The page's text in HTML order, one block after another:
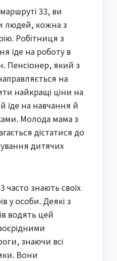
33, ви
людей, кожна з
Робітниця з
їде на роботу в
Пенсіонер, який з
на
найкращі ціни на
їде на навчання й
Молода мама з
дістатися до
дитячих
часто знають своїх
у особи. Деякі з
водять цей
знаючи всі
Вони